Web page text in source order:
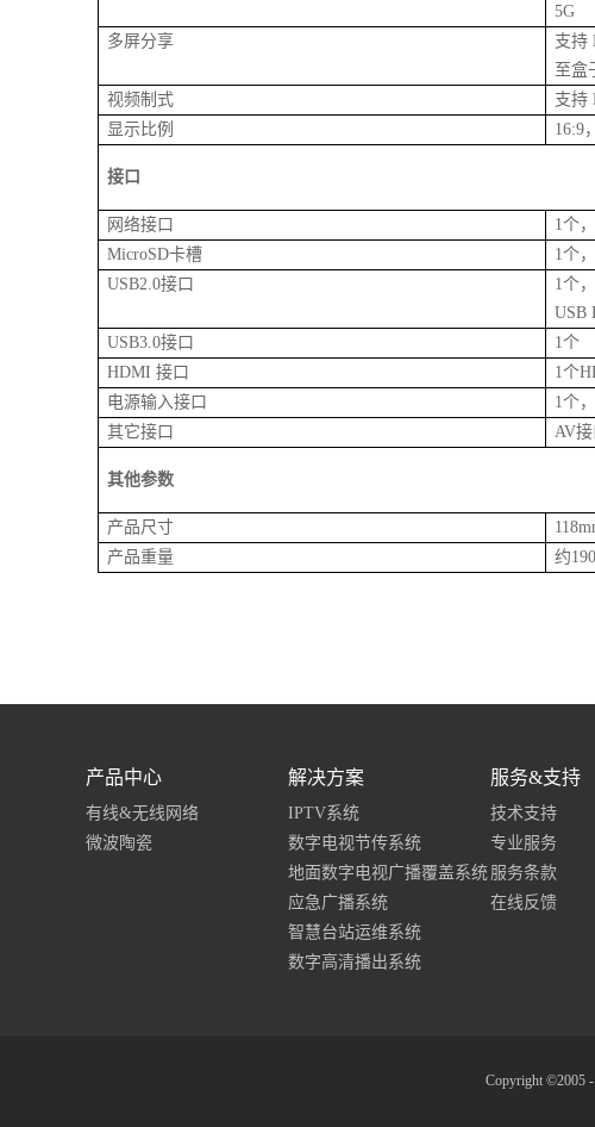
5G
多屏分享
支持
至盒
视频制式
支持
显示比例
16:9，
接口
网络接口 1个，
MicroSD卡槽 1个，
USB2.0接口 1个
USB
USB3.0接口 1个
HDMI 接口 1个
电源输入接口
1个，
其它接口
AV接
其他参数
产品尺寸
产品重量
约
产品中心
有线&无线网络
微波陶瓷
解决方案
IPTV系统
数字电视节传系统
地面数字电视广播覆盖系统
应急广播系统
智慧台站运维系统
数字高清播出系统
服务&支持
技术支持
专业服务
服务条款
在线反馈
Copyright ©2005